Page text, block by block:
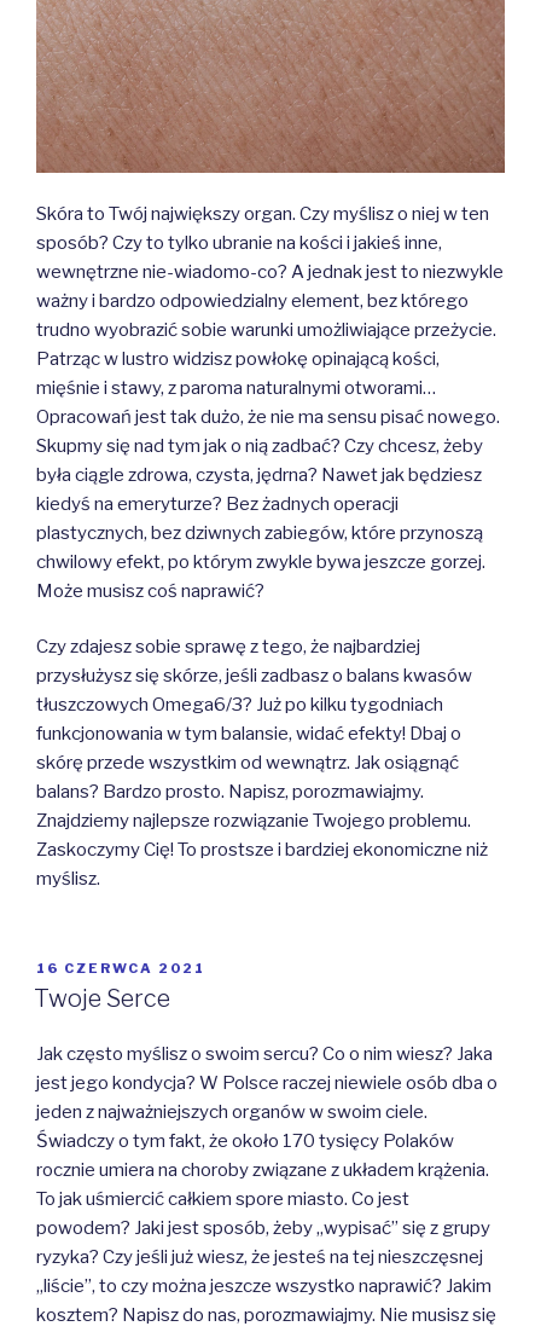
Skóra to Twój największy organ. Czy myślisz o niej w ten
sposób? Czy to tylko ubranie na kości i jakieś inne,
wewnętrzne nie-wiadomo-co? A jednak jest to niezwykle
ważny i bardzo odpowiedzialny element, bez którego
trudno wyobrazić sobie warunki umożliwiające przeżycie.
Patrząc w lustro widzisz powłokę opinającą kości,
mięśnie i stawy, z paroma naturalnymi otworami…
Opracowań jest tak dużo, że nie ma sensu pisać nowego.
Skupmy się nad tym jak o nią zadbać? Czy chcesz, żeby
była ciągle zdrowa, czysta, jędrna? Nawet jak będziesz
kiedyś na emeryturze? Bez żadnych operacji
plastycznych, bez dziwnych zabiegów, które przynoszą
chwilowy efekt, po którym zwykle bywa jeszcze gorzej.
Może musisz coś naprawić?
Czy zdajesz sobie sprawę z tego, że najbardziej
przysłużysz się skórze, jeśli zadbasz o balans kwasów
tłuszczowych Omega6/3? Już po kilku tygodniach
funkcjonowania w tym balansie, widać efekty! Dbaj o
skórę przede wszystkim od wewnątrz. Jak osiągnąć
balans? Bardzo prosto. Napisz, porozmawiajmy.
Znajdziemy najlepsze rozwiązanie Twojego problemu.
Zaskoczymy Cię! To prostsze i bardziej ekonomiczne niż
myślisz.
OPUBLIKOWANE
W
16 CZERWCA 2021
Twoje Serce
Jak często myślisz o swoim sercu? Co o nim wiesz? Jaka
jest jego kondycja? W Polsce raczej niewiele osób dba o
jeden z najważniejszych organów w swoim ciele.
Świadczy o tym fakt, że około 170 tysięcy Polaków
rocznie umiera na choroby związane z układem krążenia.
To jak uśmiercić całkiem spore miasto. Co jest
powodem? Jaki jest sposób, żeby „wypisać” się z grupy
ryzyka? Czy jeśli już wiesz, że jesteś na tej nieszczęsnej
„liście”, to czy można jeszcze wszystko naprawić? Jakim
kosztem? Napisz do nas, porozmawiajmy. Nie musisz się